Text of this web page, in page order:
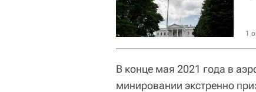
1
В конце мая 2021 года в
минировании экстренно